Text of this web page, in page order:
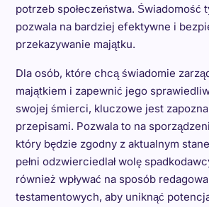
potrzeb społeczeństwa. Świadomość
pozwala na bardziej efektywne i
przekazywanie majątku.
Dla osób, które chcą świadomie
majątkiem i zapewnić jego
swojej śmierci, kluczowe jest
przepisami. Pozwala to na
który będzie zgodny z aktualnym
pełni odzwierciedlał wolę
również wpływać na sposób
testamentowych, aby uniknąć